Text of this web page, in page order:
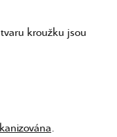
kroužku jsou
.